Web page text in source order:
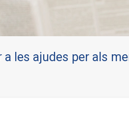
a les ajudes per als